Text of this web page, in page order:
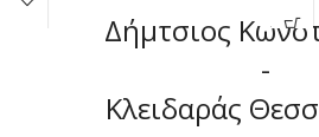
Δήμτσιος
-
Κλειδαράς